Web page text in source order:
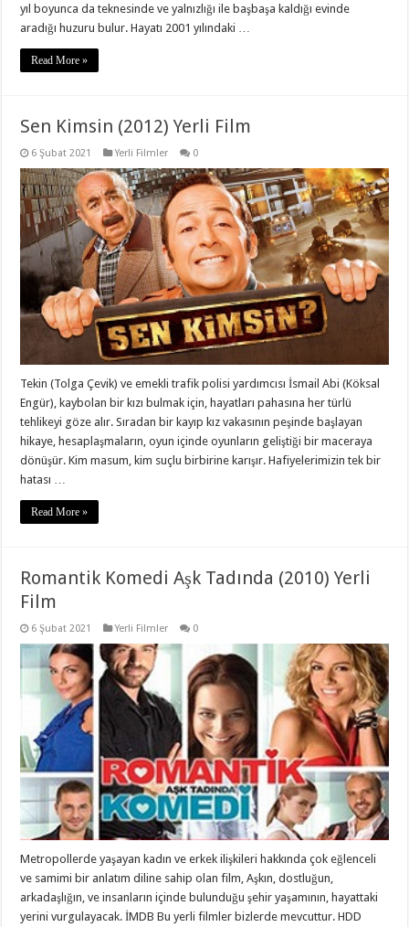
yıl boyunca da teknesinde ve yalnızlığı ile başbaşa kaldığı evinde
aradığı huzuru bulur. Hayatı 2001 yılındaki …
Read More »
Sen Kimsin (2012) Yerli Film
6 Şubat 2021 Yerli Filmler 0
Tekin (Tolga Çevik) ve emekli trafik polisi yardımcısı İsmail Abi (Köksal
Engür), kaybolan bir kızı bulmak için, hayatları pahasına her türlü
tehlikeyi göze alır. Sıradan bir kayıp kız vakasının peşinde başlayan
hikaye, hesaplaşmaların, oyun içinde oyunların geliştiği bir maceraya
dönüşür. Kim masum, kim suçlu birbirine karışır. Hafiyelerimizin tek bir
hatası …
Read More »
Romantik Komedi Aşk Tadında (2010) Yerli
Film
6 Şubat 2021 Yerli Filmler 0
Metropollerde yaşayan kadın ve erkek ilişkileri hakkında çok eğlenceli
ve samimi bir anlatım diline sahip olan film, Aşkın, dostluğun,
arkadaşlığın, ve insanların içinde bulunduğu şehir yaşamının, hayattaki
yerini vurgulayacak. İMDB Bu yerli filmler bizlerde mevcuttur. HDD